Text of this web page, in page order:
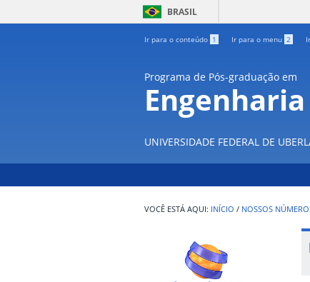
BRASIL
Ir para o conteúdo 1 Ir para o menu 2
Programa de Pós-graduação em
UNIVERSIDADE FEDERAL DE
INÍCIO / NOSSOS